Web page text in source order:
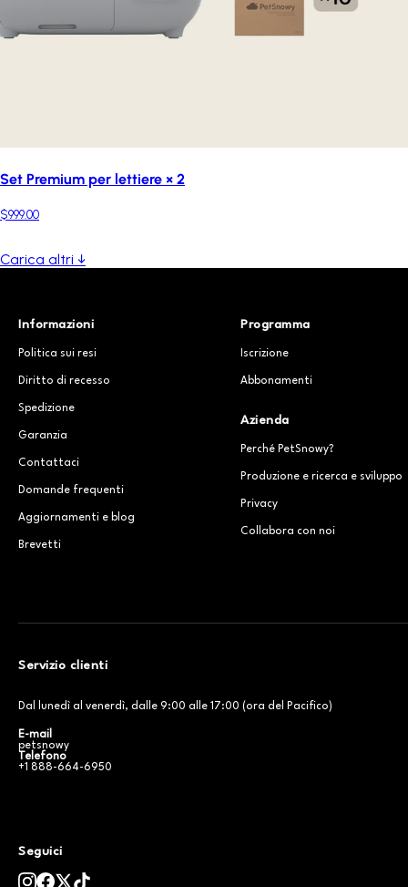
Set Premium per lettiere × 2
$999.00
Carica altri ↓
Informazioni
Politica sui resi
Diritto di recesso
Spedizione
Garanzia
Contattaci
Domande frequenti
Aggiornamenti e blog
Brevetti
Programma
Iscrizione
Abbonamenti
Azienda
Perché PetSnowy?
Produzione e ricerca e sviluppo
Privacy
Collabora con noi
Servizio clienti
Dal lunedì al venerdì, dalle 9:00 alle 17:00 (ora del Pacifico)
E-mail
petsnowy
Telefono
+1 888-664-6950
Seguici